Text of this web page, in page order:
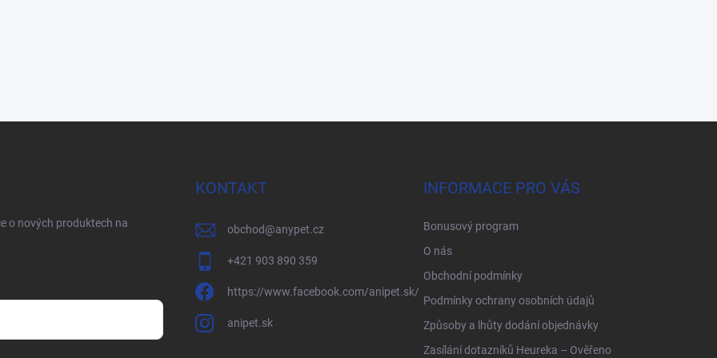
o nových produktech na
KONTAKT
obchod@anypet.cz
+421 903 890 359
https://www.facebook.com/anipet.sk/
anipet.sk
INFORMACE PRO VÁS
Bonusový program
O nás
Obchodní podmínky
Podmínky ochrany osobních údajů
Způsoby a lhůty dodání objednávky
Zasílání dotazníků Heureka – Ověřeno